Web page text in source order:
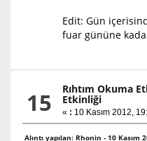
Edit: Gün
fuar gününe
15 Rıhtım Okuma
Etkinliği
« : 10 Kasım 2012,
Alıntı yapılan: Rhonin - 10 Kasım